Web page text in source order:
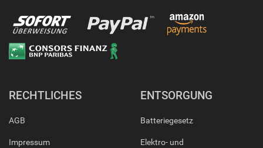
RECHTLICHES
AGB
Impressum
ENTSORGUNG
Batteriegesetz
Elektro- und